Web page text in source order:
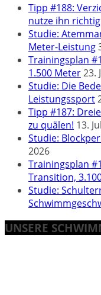
Tipp #188:
nutze ihn richtig
Studie:
Meter-Leistung
Trainingsplan
1.500 Meter23.
Studie: Die
Leistungssport
Tipp #187:
zu quälen! 13.
Studie:
2026
Trainingsplan
Transition,
Studie:
UNSERE